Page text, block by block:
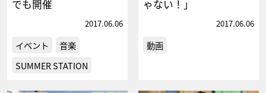
でも開催
2017.06.06
イベント
音楽
SUMMER STATION
ゃない！」
2017.06.06
動画